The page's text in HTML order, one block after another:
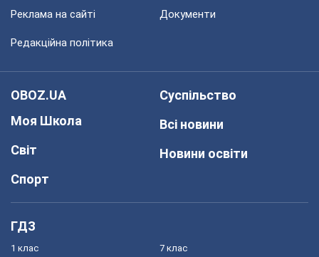
Реклама на сайті Документи
Редакційна політика
OBOZ.UA
Моя Школа
Світ
Спорт
Суспільство
Всі новини
Новини освіти
ГДЗ
1 клас 7 клас